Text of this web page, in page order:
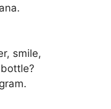
smile,